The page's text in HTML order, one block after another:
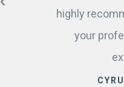
highly
your